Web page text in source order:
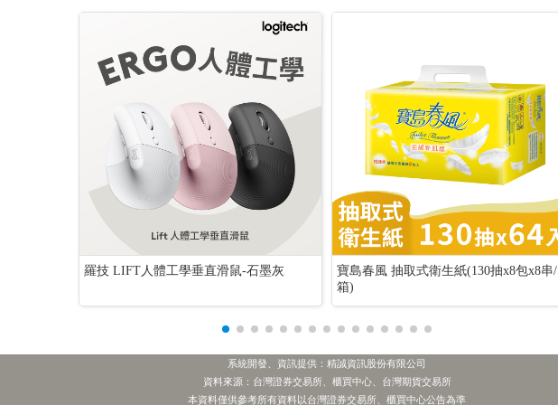
羅技 LIFT人體工學垂直滑鼠-石墨灰
寶島春風 抽取式衛生紙(130抽x8包x8串/
箱)
系統開發、資訊提供：精誠資訊股份有限公司
資料來源：台灣證券交易所、櫃買中心、台灣期貨交易所
本資料僅供參考所有資料以台灣證券交易所、櫃買中心公告為準